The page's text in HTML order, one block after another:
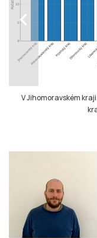
chevron_left
V Jihomoravském